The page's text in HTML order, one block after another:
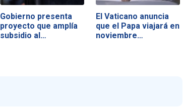
Gobierno presenta
proyecto que amplía
subsidio al…
El Vaticano anuncia
que el Papa viajará en
noviembre…